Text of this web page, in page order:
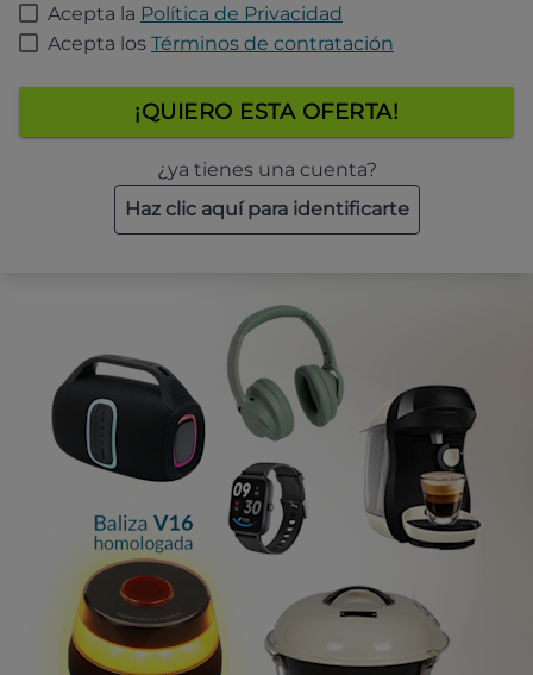
Acepta la Política de Privacidad
Acepta los Términos de contratación
¡QUIERO ESTA OFERTA!
¿ya tienes una cuenta?
Haz clic aquí para identificarte